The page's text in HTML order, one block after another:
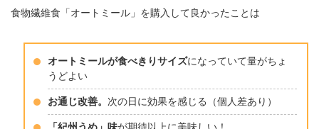
食物繊維食「オートミール」を購入して良かったことは
オートミールが食べきりサイズになっていて量がちょ
うどよい
お通じ改善。 次の日に効果を感じる（個人差あり）